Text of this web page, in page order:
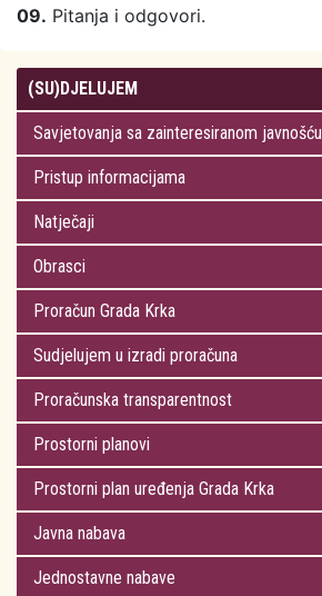
09. Pitanja i odgovori.
(SU)DJELUJEM
Savjetovanja sa zainteresiranom javnošću
Pristup informacijama
Natječaji
Obrasci
Proračun Grada Krka
Sudjelujem u izradi proračuna
Proračunska transparentnost
Prostorni planovi
Prostorni plan uređenja Grada Krka
Javna nabava
Jednostavne nabave